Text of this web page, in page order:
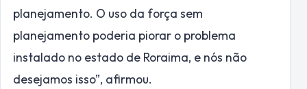
planejamento. O uso da força sem
planejamento poderia piorar o problema
instalado no estado de Roraima, e nós não
desejamos isso”, afirmou.